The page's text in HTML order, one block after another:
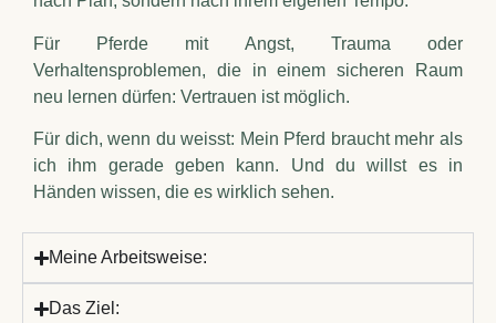
Für Pferde mit Angst, Trauma oder
Verhaltensproblemen, die in einem sicheren Raum
neu lernen dürfen: Vertrauen ist möglich.
Für dich, wenn du weisst: Mein Pferd braucht mehr als
ich ihm gerade geben kann. Und du willst es in
Händen wissen, die es wirklich sehen.
Meine Arbeitsweise:
Das Ziel: